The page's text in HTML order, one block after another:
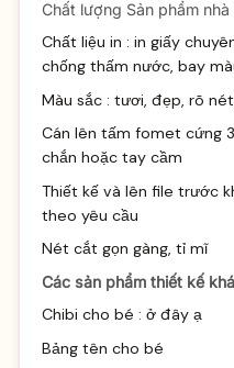
Chất lượng Sản phẩm nhà
Chất liệu in : in giấy
chống thấm nước, bay
Màu sắc : tươi, đẹp, rõ
Cán lên tấm fomet cứng
chắn hoặc tay cầm
Thiết kế và lên file trước
theo yêu cầu
Nét cắt gọn gàng, tỉ mĩ
Các sản phẩm thiết kế
Chibi cho bé : ở đây ạ
Bảng tên cho bé